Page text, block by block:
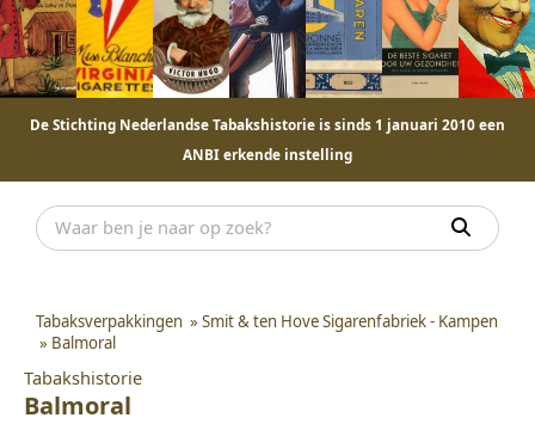
De Stichting Nederlandse Tabakshistorie is sinds 1 januari 2010 een
ANBI erkende instelling
Tabaksverpakkingen » Smit & ten Hove Sigarenfabriek - Kampen
» Balmoral
Tabakshistorie
Balmoral